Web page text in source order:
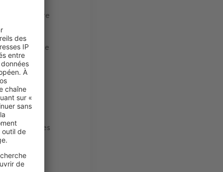
à prendre
énergétique
et
de
éviter les
et à
votre